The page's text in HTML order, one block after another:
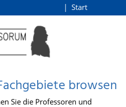
Start
browsen
Sie die Professoren und